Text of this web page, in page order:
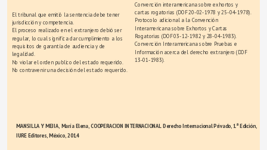
Convención interamericana sobre exhortos y
cartas rogatorias (DOF 20-02-1978 y 25-04-1978).
Protocolo adicional a la Convención
Interamericana sobre Exhortos y Cartas
Rogatorias (DOF 03-12-1982 y 28-04-1983).
Convención Interamericana sobre Pruebas e
Información acerca del derecho extranjero (DOF
13-01-1983).
El tribunal que emitió la sentencia debe tener
jurisdicción y competencia.
El proceso realizado en el extranjero debió ser
regular, lo cual significa dar cumplimiento a los
requisitos de garantía de audiencia y de
legalidad.
No violar el orden publico del estado requerido.
No contravenir una decisión del estado requerido.
MANSILLA Y MEJIA, María Elena, COOPERACION INTERNACIONAL Derecho Internacional Privado, 1ª Edición,
IURE Editores, México, 2014